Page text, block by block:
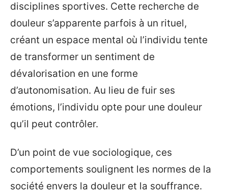
disciplines sportives. Cette recherche de
douleur s’apparente parfois à un rituel,
créant un espace mental où l’individu tente
de transformer un sentiment de
dévalorisation en une forme
d’autonomisation. Au lieu de fuir ses
émotions, l’individu opte pour une douleur
qu’il peut contrôler.
D’un point de vue sociologique, ces
comportements soulignent les normes de la
société envers la douleur et la souffrance.